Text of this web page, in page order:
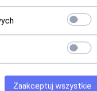
Zaakceptuj wszystkie